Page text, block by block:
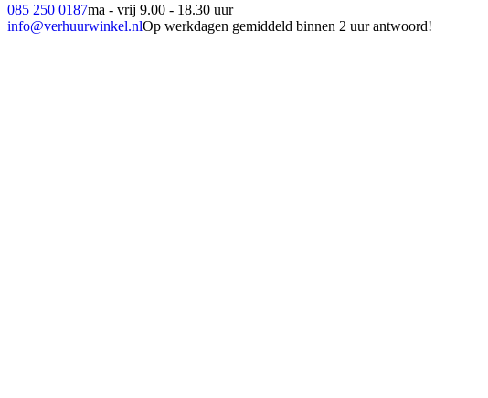
085 250 0187ma - vrij 9.00 - 18.30 uur
info@verhuurwinkel.nlOp werkdagen gemiddeld binnen 2 uur antwoord!